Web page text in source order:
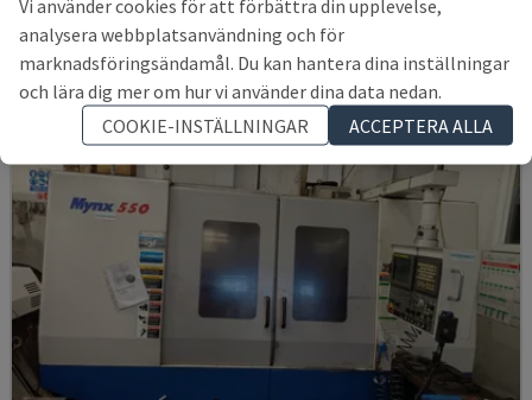
1 589 359 SEK
Vi använder cookies för att förbättra din upplevelse,
analysera webbplatsanvändning och för
marknadsföringsändamål. Du kan hantera dina inställningar
och lära dig mer om hur vi använder dina data nedan.
COOKIE-INSTÄLLNINGAR
ACCEPTERA ALLA